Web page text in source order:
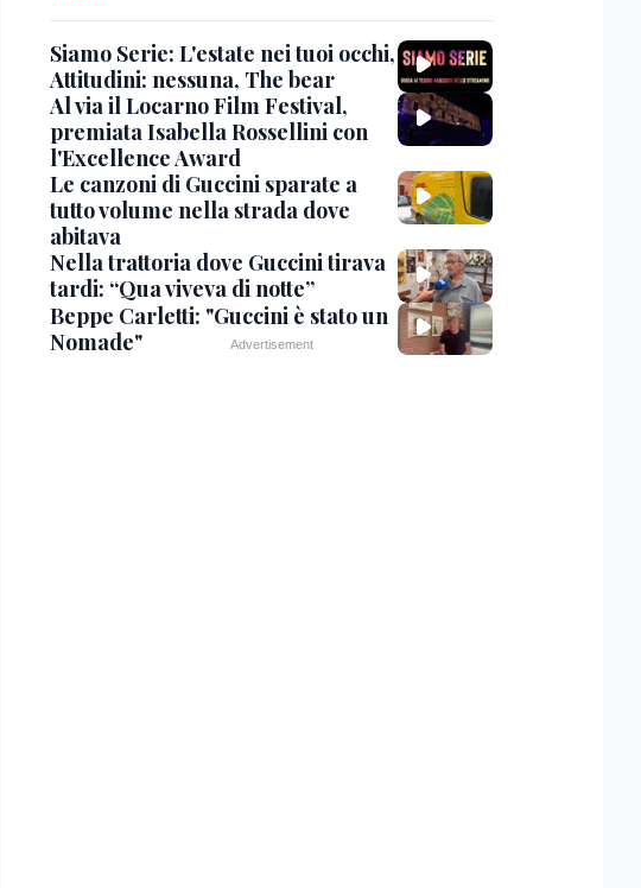
Siamo Serie: L'estate nei tuoi occhi,
Attitudini: nessuna, The bear
Al via il Locarno Film Festival,
premiata Isabella Rossellini con
l'Excellence Award
Le canzoni di Guccini sparate a
tutto volume nella strada dove
abitava
Nella trattoria dove Guccini tirava
tardi: “Qua viveva di notte”
Beppe Carletti: "Guccini è stato un
Nomade"